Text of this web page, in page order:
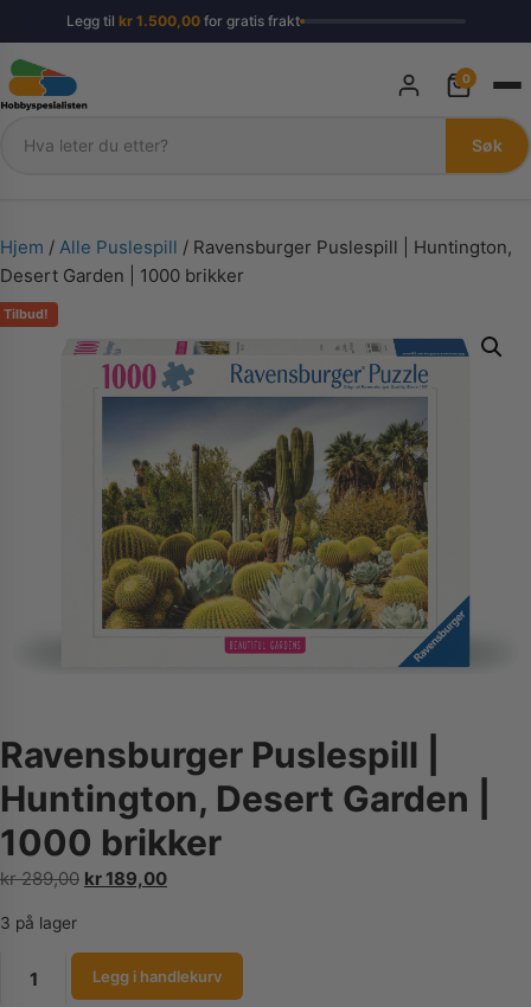
Legg til kr1.500,00for gratis frakt
Søk
Søk
0
Hjem / Alle Puslespill / Ravensburger Puslespill | Huntington,
Desert Garden | 1000 brikker
Tilbud!
Ravensburger Puslespill |
Huntington, Desert Garden |
1000 brikker
kr289,00 Opprinnelig
kr 189,00Nåværende
kr 189,00.
3 på lager
Ravensburger
Puslespill
Legg i handlekurv